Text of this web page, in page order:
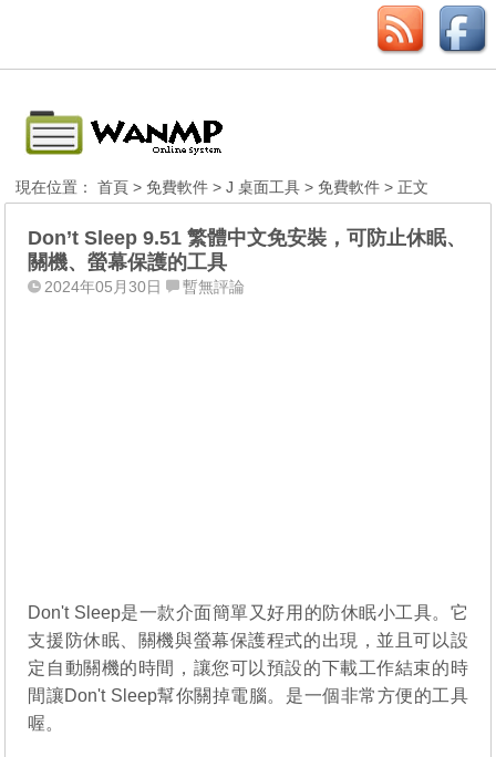
現在位置：首頁 >免費軟件 >J 桌面工具 >免費軟件 > 正文
Don’t Sleep 9.51 繁體中文免安裝，可防止休眠、
關機、螢幕保護的工具
2024年05月30日 暫無評論
Don't Sleep是一款介面簡單又好用的防休眠小工具。它
支援防休眠、關機與螢幕保護程式的出現，並且可以設
定自動關機的時間，讓您可以預設的下載工作結束的時
間讓Don't Sleep幫你關掉電腦。是一個非常方便的工具
喔。